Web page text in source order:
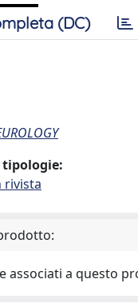
(DC)
tipologie:
rivista
associati a questo